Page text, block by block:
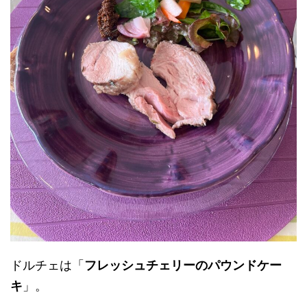
ドルチェは「 フレッシュチェリーのパウンドケー
キ 」。